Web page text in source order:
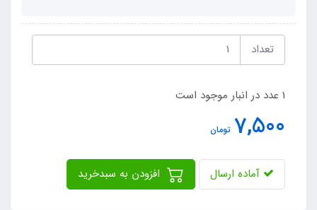
تعداد
1 عدد در انبار موجود است
7,500 تومان
آماده ارسال